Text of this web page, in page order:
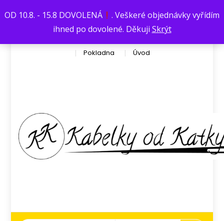
OD 10.8. - 15.8 DOVOLENÁ
. Veškeré objednávky vyřídím
ihned po dovolené. Děkuji Skrýt
Obchod
Pokladna
Úvod